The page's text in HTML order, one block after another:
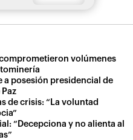
volúmenes
a posesión presidencial de
de crisis: “La voluntad
“Decepciona y no alienta al